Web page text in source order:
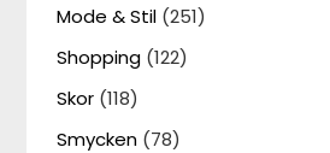
Mode & Stil (251)
Shopping (122)
Skor (118)
Smycken (78)